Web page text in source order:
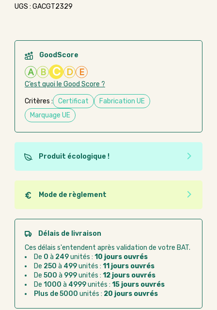
UGS : GACGT2329
GoodScore
A B C D E
C’est quoi le Good Score ?
Critères : Certificat
Fabrication UE
Marquage UE
Produit écologique !
Ce produit est éco-conçu, il a été fabriqué à partir de
matériaux recyclés ou recyclables. Ces produits
peuvent plus facilement obtenir une seconde vie
après utilisation. L'origine de fabrication du produit
n'entre pas dans les critères d'éco-conception.
Mode de règlement
Quel que soit le mode de règlement, vous pouvez
passer commande en ligne sur Good Act.
Paiement CB :paiement sécurisé par carte
Virement bancaire :règlement sur facture
après la commande
Chorus Pro :règlement par mandat
administratif après la commande
Délais de livraison
Ces délais s'entendent après validation de votre BAT.
De 0 à 249unités : 10 jours ouvrés
De 250 à 499unités : 11 jours ouvrés
De 500 à 999unités : 12 jours ouvrés
De 1000 à 4999unités : 15 jours ouvrés
Plus de 5000 unités : 20 jours ouvrés